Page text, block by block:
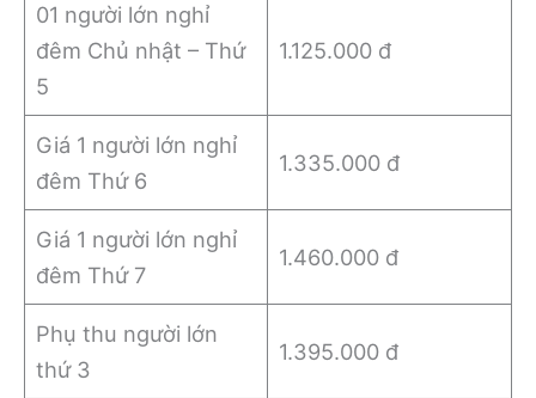
01 người lớn nghỉ
đêm Chủ nhật – Thứ
5
1.125.000 đ
Giá 1 người lớn nghỉ
đêm Thứ 6
1.335.000 đ
Giá 1 người lớn nghỉ
đêm Thứ 7
1.460.000 đ
Phụ thu người lớn
thứ 3
1.395.000 đ